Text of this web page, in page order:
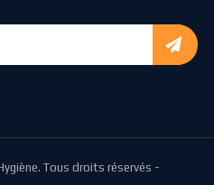
Tous droits réservés -